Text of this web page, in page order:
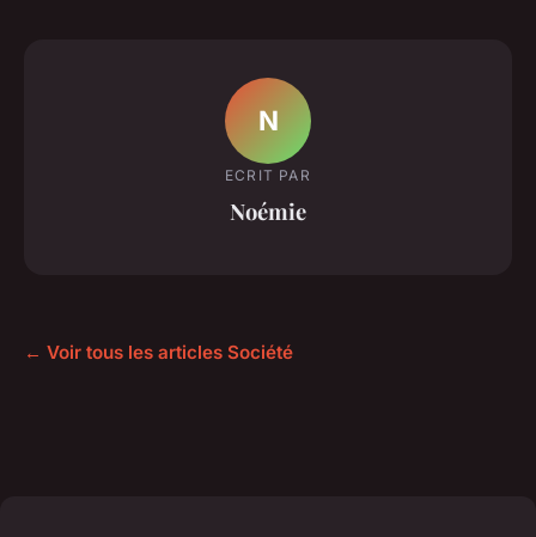
N
ECRIT PAR
Noémie
← Voir tous les articles Société